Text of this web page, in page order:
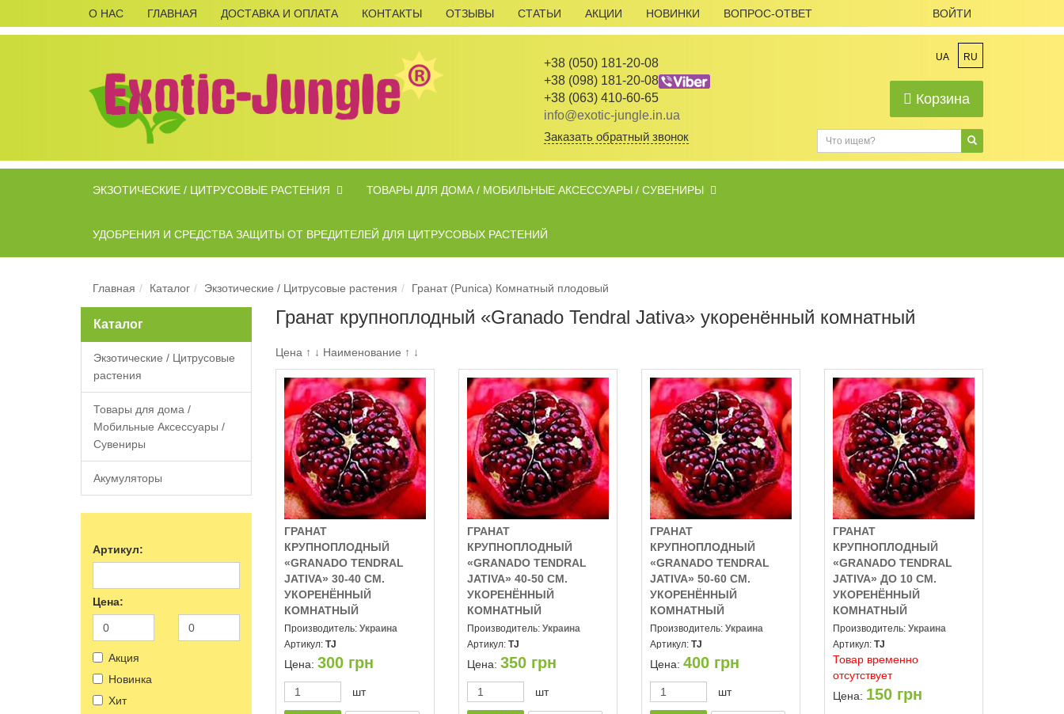
О НАС ГЛАВНАЯ ДОСТАВКА И ОПЛАТА КОНТАКТЫ ОТЗЫВЫ СТАТЬИ АКЦИИ НОВИНКИ ВОПРОС-ОТВЕТ ВОЙТИ
+38 (050) 181-20-08
+38 (098) 181-20-08
+38 (063) 410-60-65
info@exotic-jungle.in.ua
Заказать обратный звонок
UA RU
Корзина
ЭКЗОТИЧЕСКИЕ / ЦИТРУСОВЫЕ РАСТЕНИЯ ТОВАРЫ ДЛЯ ДОМА / МОБИЛЬНЫЕ АКСЕССУАРЫ / СУВЕНИРЫ
УДОБРЕНИЯ И СРЕДСТВА ЗАЩИТЫ ОТ ВРЕДИТЕЛЕЙ ДЛЯ ЦИТРУСОВЫХ РАСТЕНИЙ
Главная Каталог Экзотические / Цитрусовые растения Гранат (Punica) Комнатный плодовый
Каталог
Экзотические / Цитрусовые
растения
Товары для дома /
Мобильные Аксессуары /
Сувениры
Акумуляторы
Артикул:
Цена:
Акция
Новинка
Хит
Гранат крупноплодный «Granado Tendral Jativa» укоренённый комнатный
Цена ↑ ↓ Наименование ↑ ↓
ГРАНАТ
КРУПНОПЛОДНЫЙ
«GRANADO TENDRAL
JATIVA» 30-40 СМ.
УКОРЕНЁННЫЙ
КОМНАТНЫЙ
Производитель: Украина
Артикул: TJ
Цена: 300грн
шт
ГРАНАТ
КРУПНОПЛОДНЫЙ
«GRANADO TENDRAL
JATIVA» 40-50 СМ.
УКОРЕНЁННЫЙ
КОМНАТНЫЙ
Производитель: Украина
Артикул: TJ
Цена: 350грн
шт
ГРАНАТ
КРУПНОПЛОДНЫЙ
«GRANADO TENDRAL
JATIVA» 50-60 СМ.
УКОРЕНЁННЫЙ
КОМНАТНЫЙ
Производитель: Украина
Артикул: TJ
Цена: 400грн
шт
ГРАНАТ
КРУПНОПЛОДНЫЙ
«GRANADO TENDRAL
JATIVA» ДО 10 СМ.
УКОРЕНЁННЫЙ
КОМНАТНЫЙ
Производитель: Украина
Артикул: TJ
Товар временно
отсутствует
Цена: 150грн